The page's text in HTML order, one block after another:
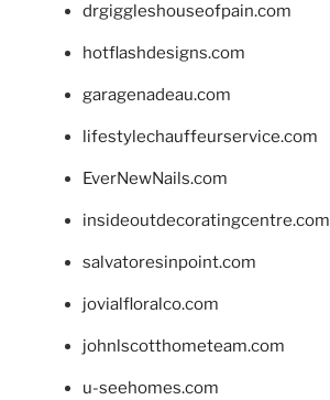
drgiggleshouseofpain.com
hotflashdesigns.com
garagenadeau.com
lifestylechauffeurservice.com
EverNewNails.com
insideoutdecoratingcentre.com
salvatoresinpoint.com
jovialfloralco.com
johnlscotthometeam.com
u-seehomes.com